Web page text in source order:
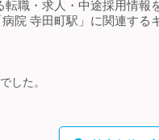
職・求人・中途採用情
院 寺田町駅」に関連す
した。